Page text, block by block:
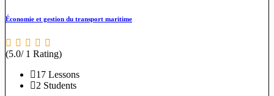
Économie et gestion du transport maritime
(5.0/ 1 Rating)
17 Lessons
2 Students